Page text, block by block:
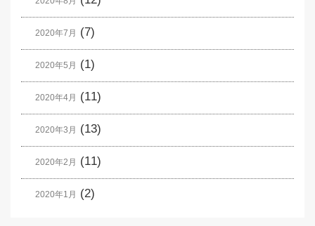
2020年7月 (7)
2020年5月 (1)
2020年4月 (11)
2020年3月 (13)
2020年2月 (11)
2020年1月 (2)